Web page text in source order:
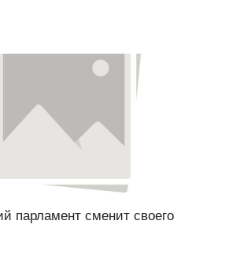
парламент сменит своего